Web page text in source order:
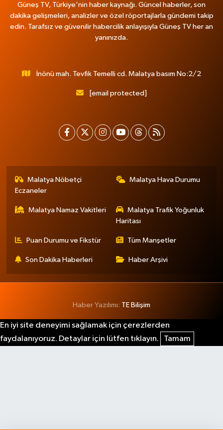
Güneş TV, Türkiye'nin haber kaynağı. Güncel haberler, son
dakika gelişmeleri, analizler ve özel röportajlarla gündemi takip
edin. Tarafsız ve güvenilir habercilik anlayışıyla Güneş TV her an
yanınızda.
İnönü mah. Tevfik Temelli cd. Malatya basım No:2/2
[email protected]
Malatya Nöbetçi
Eczaneler
Malatya Hava Durumu
Malatya Namaz Vakitleri
Malatya Trafik Yoğunluk
Haritası
Puan Durumu ve Fikstür Tüm Manşetler
Son Dakika Haberleri Haber Arşivi
Haber Yazılımı: TE Bilişim
En iyi site deneyimi sağlamak için çerezlerden
faydalanıyoruz. Detaylar için lütfen tıklayın.
Tamam